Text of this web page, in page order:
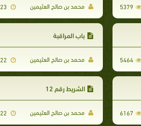
5379 محمد بن صالح العثيمين 2007-11-23
5464
باب المراقبة
محمد بن صالح العثيمين
6167
الشريط رقم 12
محمد بن صالح العثيمين